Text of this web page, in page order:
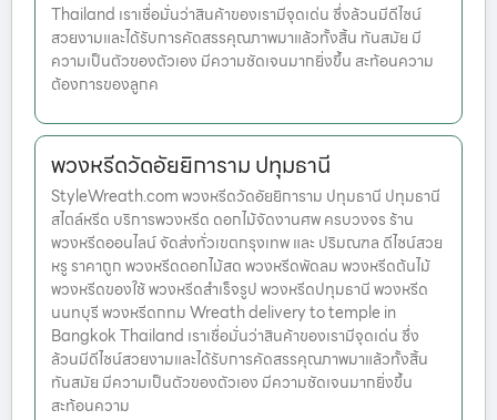
Thailand เราเชื่อมั่นว่าสินค้าของเรามีจุดเด่น ซึ่งล้วนมีดีไซน์
สวยงามและได้รับการคัดสรรคุณภาพมาแล้วทั้งสิ้น ทันสมัย มี
ความเป็นตัวของตัวเอง มีความชัดเจนมากยิ่งขึ้น สะท้อนความ
ต้องการของลูกค
พวงหรีดวัดอัยยิการาม ปทุมธานี
StyleWreath.com พวงหรีดวัดอัยยิการาม ปทุมธานี ปทุมธานี
สไตล์หรีด บริการพวงหรีด ดอกไม้จัดงานศพ ครบวงจร ร้าน
พวงหรีดออนไลน์ จัดส่งทั่วเขตกรุงเทพ และ ปริมณฑล ดีไซน์สวย
หรู ราคาถูก พวงหรีดดอกไม้สด พวงหรีดพัดลม พวงหรีดต้นไม้
พวงหรีดของใช้ พวงหรีดสำเร็จรูป พวงหรีดปทุมธานี พวงหรีด
นนทบุรี พวงหรีดกทม Wreath delivery to temple in
Bangkok Thailand เราเชื่อมั่นว่าสินค้าของเรามีจุดเด่น ซึ่ง
ล้วนมีดีไซน์สวยงามและได้รับการคัดสรรคุณภาพมาแล้วทั้งสิ้น
ทันสมัย มีความเป็นตัวของตัวเอง มีความชัดเจนมากยิ่งขึ้น
สะท้อนความ